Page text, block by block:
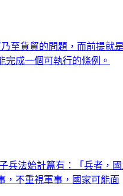
至貨貿的問題，而前提
成一個可執行的條例。
兵法始計篇有：「兵者，
，不重視軍事，國家可能面